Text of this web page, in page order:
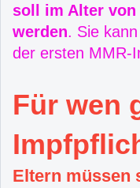
soll im Alter von
werden. Sie
der ersten MMR-
Für wen
Eltern müssen